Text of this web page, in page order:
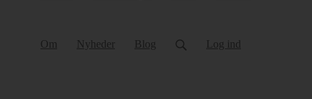
Om Nyheder Blog Log ind